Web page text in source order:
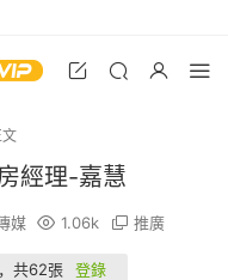
經理-嘉慧
媒 1.06k 推廣
共62張 登錄